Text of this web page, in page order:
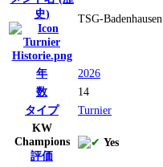
史)
TSG-Badenhausen
年
2026
数
14
タイプ
Turnier
KW
Champions
評価
Yes